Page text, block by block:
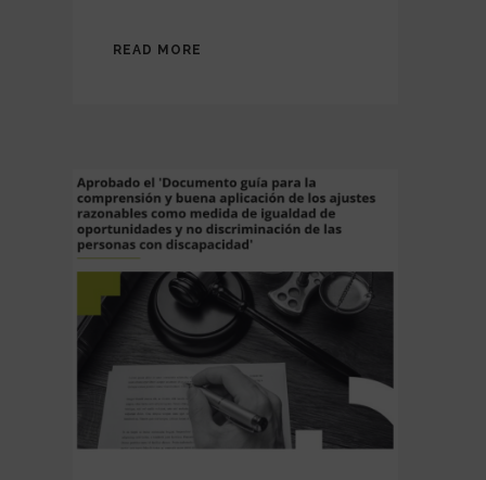
READ MORE